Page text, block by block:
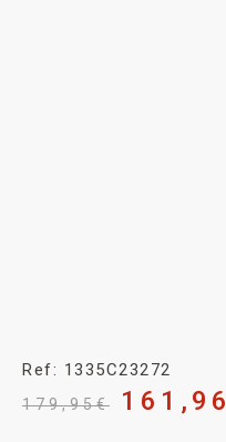
Ref: 1335C23272
179,95€ 161,96